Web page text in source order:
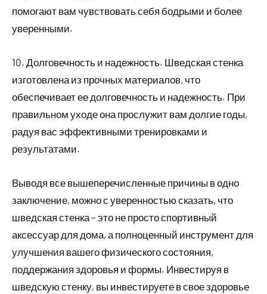
помогают вам чувствовать себя бодрыми и более
уверенными.
10. Долговечность и надежность. Шведская стенка
изготовлена из прочных материалов, что
обеспечивает ее долговечность и надежность. При
правильном уходе она прослужит вам долгие годы,
радуя вас эффективными тренировками и
результатами.
Выводя все вышеперечисленные причины в одно
заключение, можно с уверенностью сказать, что
шведская стенка – это не просто спортивный
аксессуар для дома, а полноценный инструмент для
улучшения вашего физического состояния,
поддержания здоровья и формы. Инвестируя в
шведскую стенку, вы инвестируете в свое здоровье